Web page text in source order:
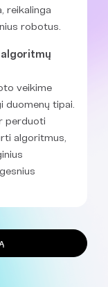
reikalinga
robotus.
veikime
duomenų tipai.
perduoti
algoritmus,